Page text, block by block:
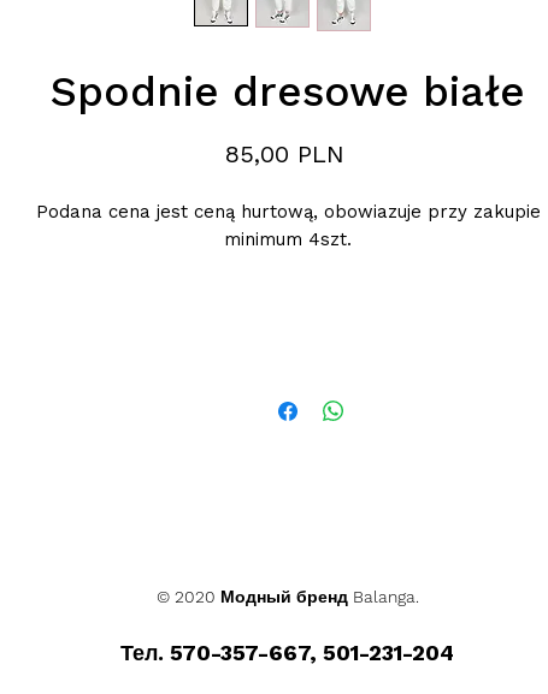
Spodnie dresowe białe
85,00 PLN
Podana cena jest ceną hurtową, obowiazuje przy zakupie
minimum 4szt.
© 2020 Модный бренд Balanga.
Тел. 570-357-667, 501-231-204